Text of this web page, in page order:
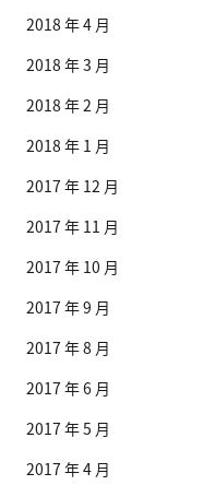
2018 年 4 月
2018 年 3 月
2018 年 2 月
2018 年 1 月
2017 年 12 月
2017 年 11 月
2017 年 10 月
2017 年 9 月
2017 年 8 月
2017 年 6 月
2017 年 5 月
2017 年 4 月